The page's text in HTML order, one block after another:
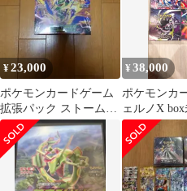
¥23,000
ポケモンカードゲーム
拡張パック ストームエ
メラルダ BOX シュリ
ンク付き
¥38,000
ポケモンカ
ェルノX
セット